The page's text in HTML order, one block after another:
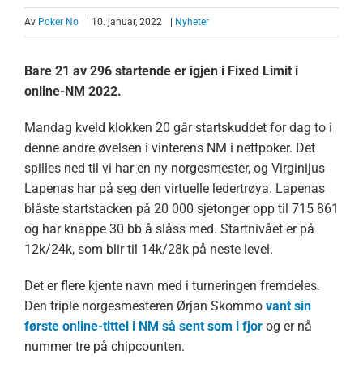
Av Poker No | 10. januar, 2022 Nyheter
Bare 21 av 296 startende er igjen i Fixed Limit i
online-NM 2022.
Mandag kveld klokken 20 går startskuddet for dag to i
denne andre øvelsen i vinterens NM i nettpoker. Det
spilles ned til vi har en ny norgesmester, og Virginijus
Lapenas har på seg den virtuelle ledertrøya. Lapenas
blåste startstacken på 20 000 sjetonger opp til 715 861
og har knappe 30 bb å slåss med. Startnivået er på
12k/24k, som blir til 14k/28k på neste level.
Det er flere kjente navn med i turneringen fremdeles.
Den triple norgesmesteren Ørjan Skommo vant sin
første online-tittel i NM så sent som i fjorog er nå
nummer tre på chipcounten.